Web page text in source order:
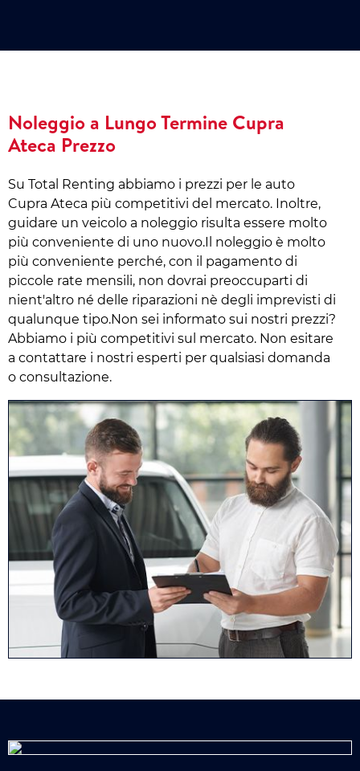
Noleggio a Lungo Termine Cupra
Ateca Prezzo
Su Total Renting abbiamo i prezzi per le auto
Cupra Ateca più competitivi del mercato. Inoltre,
guidare un veicolo a noleggio risulta essere molto
più conveniente di uno nuovo.Il noleggio è molto
più conveniente perché, con il pagamento di
piccole rate mensili, non dovrai preoccuparti di
nient'altro né delle riparazioni nè degli imprevisti di
qualunque tipo.Non sei informato sui nostri prezzi?
Abbiamo i più competitivi sul mercato. Non esitare
a contattare i nostri esperti per qualsiasi domanda
o consultazione.